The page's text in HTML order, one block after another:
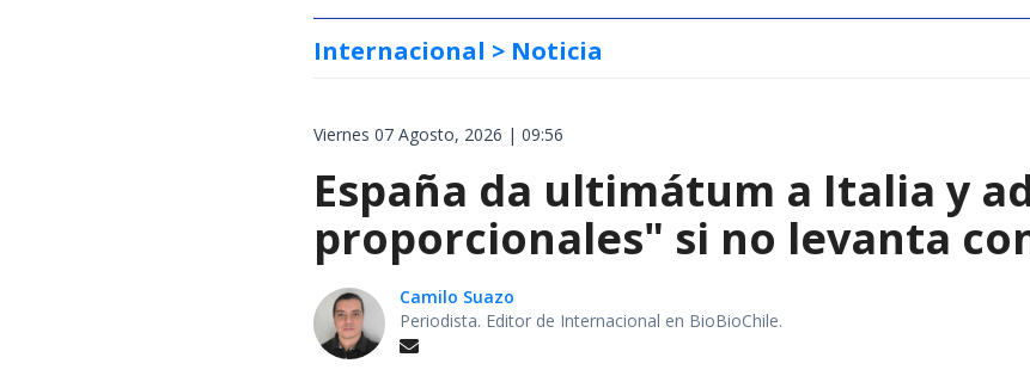
Internacional > Noticia
Viernes 07 Agosto, 2026 | 09:56
España da ultimátum a Italia y
proporcionales" si no levanta
Camilo Suazo
Periodista. Editor de Internacional en BioBioChile.